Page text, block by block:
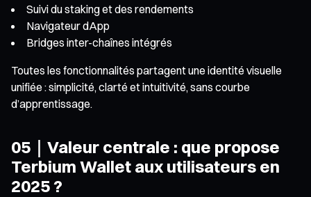
Suivi du staking et des rendements
Navigateur dApp
Bridges inter-chaînes intégrés
Toutes les fonctionnalités partagent une identité visuelle
unifiée : simplicité, clarté et intuitivité, sans courbe
d’apprentissage.
05｜Valeur centrale : que propose
Terbium Wallet aux utilisateurs en
2025 ?